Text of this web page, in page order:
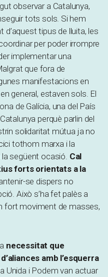
observar a Catalunya,
tots sols. Si hem
d’aquest tipus de lluita, les
per poder irrompre
implementar una
que fora de
manifestacions en
general, estaven sols. El
de Galícia, una del País
perquè parlin del
solidaritat mútua ja no
tothom marxa i la
següent ocasió. Cal
forts orientats a la
se dispers no
Això s’ha fet palès a
fort moviment de masses,
necessitat que
amb l’esquerra
Unida i Podem van actuar